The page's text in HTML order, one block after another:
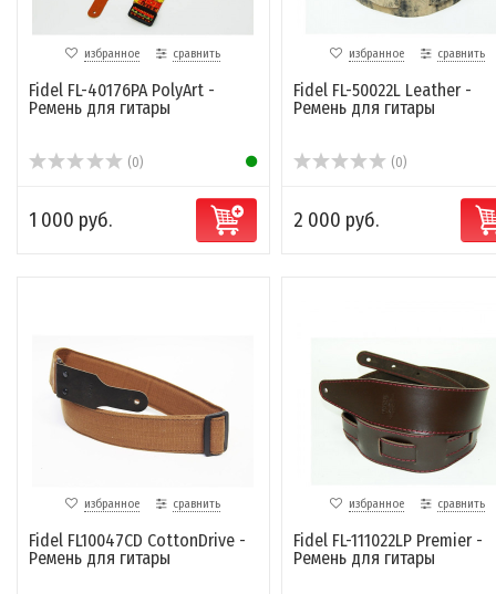
избранное сравнить
Fidel FL-40176PA PolyArt -
Ремень для гитары
(0)
1 000 руб.
избранное сравнить
Fidel FL-50022L Leather -
Ремень для гитары
(0)
2 000 руб.
избранное сравнить
Fidel FL10047CD CottonDrive -
Ремень для гитары
избранное сравнить
Fidel FL-111022LP Premier -
Ремень для гитары